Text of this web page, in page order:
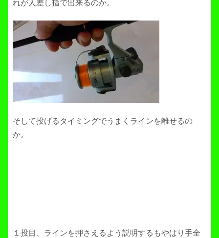
れが人差し指で出来るのか。
そして投げるタイミングでうまくラインを離せるの
か。
１投目、ラインを押さえるよう説明するもやはり手全